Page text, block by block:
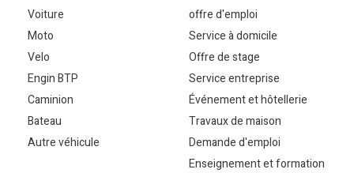
Voiture
Moto
Velo
Engin BTP
Caminion
Bateau
Autre véhicule
offre d'emploi
Service à domicile
Offre de stage
Service entreprise
Événement et hôtellerie
Travaux de maison
Demande d'emploi
Enseignement et formation